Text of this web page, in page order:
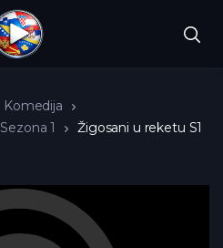
Komedija
Sezona 1
Žigosani u reketu S1